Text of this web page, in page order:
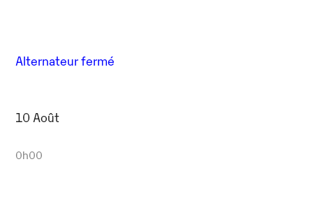
Alternateur fermé
10 Août
0h00